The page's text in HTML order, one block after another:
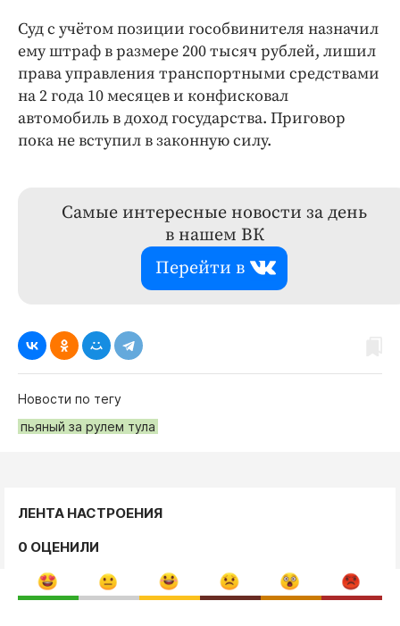
Суд с учётом позиции гособвинителя назначил
ему штраф в размере 200 тысяч рублей, лишил
права управления транспортными средствами
на 2 года 10 месяцев и конфисковал
автомобиль в доход государства. Приговор
пока не вступил в законную силу.
Самые интересные новости за день
в нашем ВК
Перейти в
Новости по тегу
пьяный за рулем тула
ЛЕНТА НАСТРОЕНИЯ
0 ОЦЕНИЛИ